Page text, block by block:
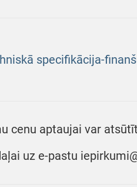
specifikācija-
cenu aptaujai var
uz e-pastu